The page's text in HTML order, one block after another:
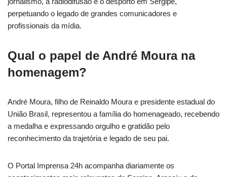
perpetuando o legado de grandes comunicadores e
profissionais da mídia.
Qual o papel de André Moura na
homenagem?
André Moura, filho de Reinaldo Moura e presidente estadual do
União Brasil, representou a família do homenageado, recebendo
a medalha e expressando orgulho e gratidão pelo
reconhecimento da trajetória e legado de seu pai.
O Portal Imprensa 24h acompanha diariamente os